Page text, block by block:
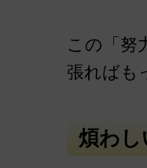
この「努
張ればも
煩わし